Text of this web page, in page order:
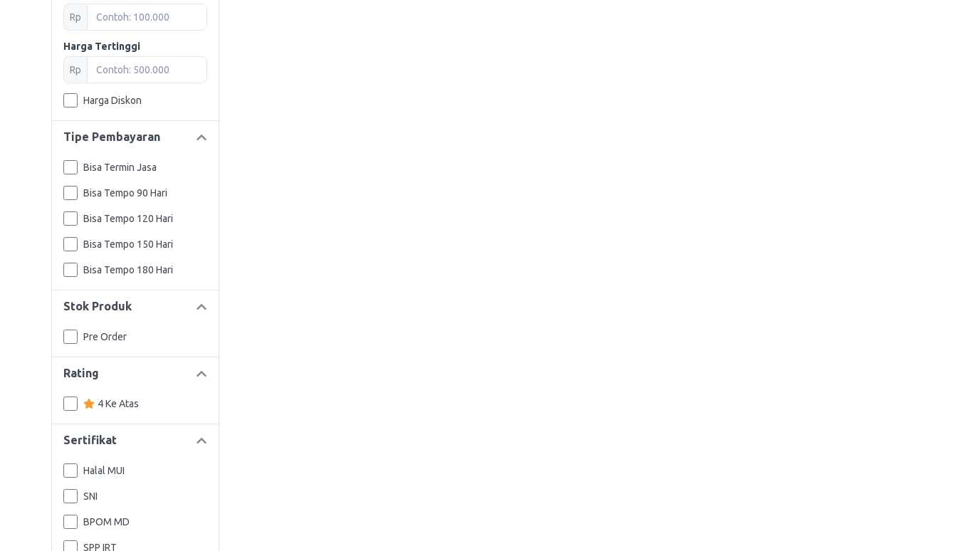
Rp
Harga Tertinggi
Rp
Harga Diskon
Tipe Pembayaran
Bisa Termin Jasa
Bisa Tempo 90 Hari
Bisa Tempo 120 Hari
Bisa Tempo 150 Hari
Bisa Tempo 180 Hari
Stok Produk
Pre Order
Rating
4 Ke Atas
Sertifikat
Halal MUI
SNI
BPOM MD
SPP IRT